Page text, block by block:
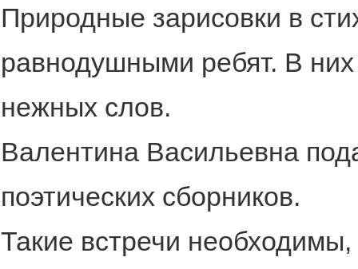
Природные зарисовки в
равнодушными ребят. В
нежных слов.
Валентина Васильевна
поэтических сборников.
Такие встречи необходимы,